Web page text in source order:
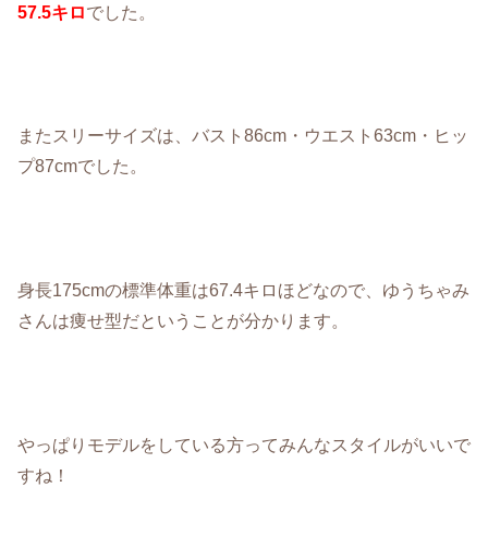
57.5キロでした。
またスリーサイズは、バスト86cm・ウエスト63cm・ヒッ
プ87cmでした。
身長175cmの標準体重は67.4キロほどなので、ゆうちゃみ
さんは痩せ型だということが分かります。
やっぱりモデルをしている方ってみんなスタイルがいいで
すね！